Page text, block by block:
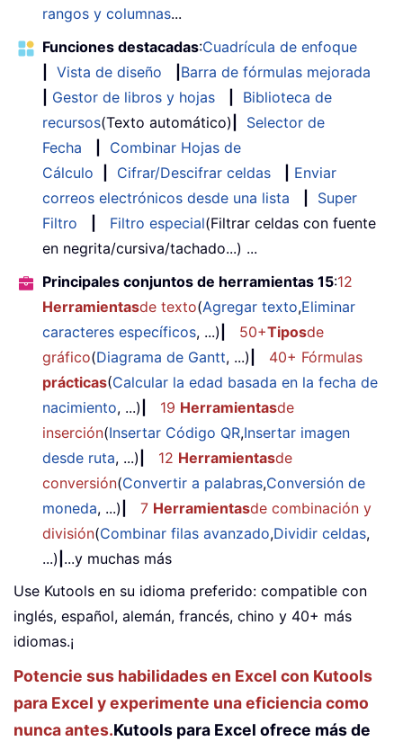
rangos y columnas...
Funciones destacadas:Cuadrícula de enfoque
Vista de diseño
Barra de fórmulas mejorada
Gestor de libros y hojas
Biblioteca de
recursos(Texto automático)
Selector de
Fecha
Combinar Hojas de
Cálculo
Cifrar/Descifrar celdas
Enviar
correos electrónicos desde una lista
Super
Filtro
Filtro especial(Filtrar celdas con fuente
en negrita/cursiva/tachado...) ...
Principales conjuntos de herramientas 15:12
Herramientasde texto(Agregar texto,Eliminar
caracteres específicos, ...) 50+Tiposde
gráfico(Diagrama de Gantt, ...)
40+ Fórmulas
prácticas(Calcular la edad basada en la fecha de
nacimiento, ...) 19 Herramientasde
inserción(Insertar Código QR,Insertar imagen
desde ruta, ...) 12 Herramientasde
conversión(Convertir a palabras,Conversión de
moneda, ...) 7 Herramientasde combinación y
división(Combinar filas avanzado,Dividir celdas,
...) ...y muchas más
Use Kutools en su idioma preferido: compatible con
inglés, español, alemán, francés, chino y 40+ más
idiomas.¡
Potencie sus habilidades en Excel con Kutools
para Excel y experimente una eficiencia como
nunca antes.Kutools para Excel ofrece más de